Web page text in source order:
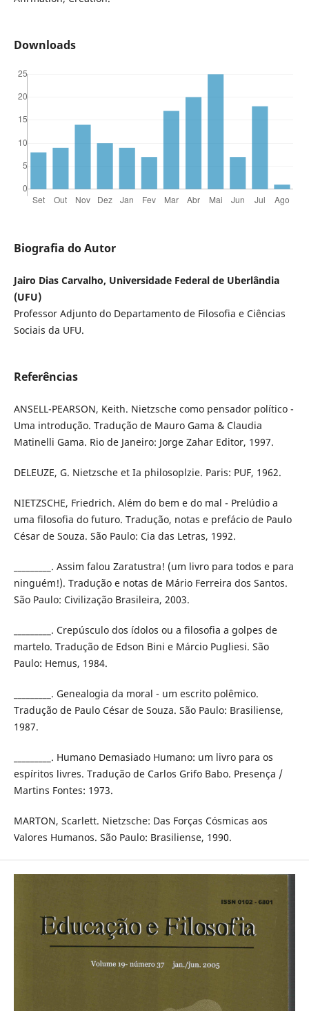
Downloads
Biografia do Autor
Jairo Dias Carvalho, Universidade Federal de Uberlândia
(UFU)
Professor Adjunto do Departamento de Filosofia e Ciências
Sociais da UFU.
Referências
ANSELL-PEARSON, Keith. Nietzsche como pensador político -
Uma introdução. Tradução de Mauro Gama & Claudia
Matinelli Gama. Rio de Janeiro: Jorge Zahar Editor, 1997.
DELEUZE, G. Nietzsche et Ia philosoplzie. Paris: PUF, 1962.
NIETZSCHE, Friedrich. Além do bem e do mal - Prelúdio a
uma filosofia do futuro. Tradução, notas e prefácio de Paulo
César de Souza. São Paulo: Cia das Letras, 1992.
_________. Assim falou Zaratustra! (um livro para todos e para
ninguém!). Tradução e notas de Mário Ferreira dos Santos.
São Paulo: Civilização Brasileira, 2003.
_________. Crepúsculo dos ídolos ou a filosofia a golpes de
martelo. Tradução de Edson Bini e Márcio Pugliesi. São
Paulo: Hemus, 1984.
_________. Genealogia da moral - um escrito polêmico.
Tradução de Paulo César de Souza. São Paulo: Brasiliense,
1987.
_________. Humano Demasiado Humano: um livro para os
espíritos livres. Tradução de Carlos Grifo Babo. Presença /
Martins Fontes: 1973.
MARTON, Scarlett. Nietzsche: Das Forças Cósmicas aos
Valores Humanos. São Paulo: Brasiliense, 1990.